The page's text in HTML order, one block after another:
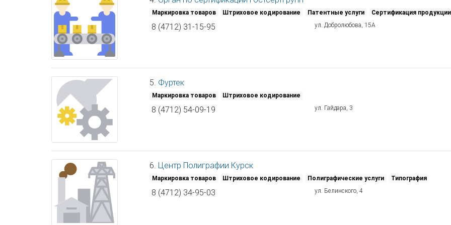
Маркировка товаров Штриховое кодирование Патентные услуги Сертификация продукции
8 (4712) 31-15-95 ул. Добролюбова, 15А
5. Фуртек
Маркировка товаров Штриховое кодирование
8 (4712) 54-09-19 ул. Гайдара, 3
6. Центр Полиграфии Курск
Маркировка товаров Штриховое кодирование Полиграфические услуги Типография
8 (4712) 34-95-03 ул. Белинского, 4